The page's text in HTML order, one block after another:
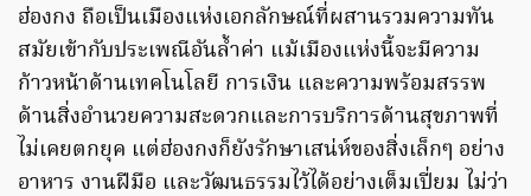
ฮ่องกง ถือเป็นเมืองแห่งเอกลักษณ์ที่ผสานรวมความทัน
สมัยเข้ากับประเพณีอันล้ำค่า แม้เมืองแห่งนี้จะมีความ
ก้าวหน้าด้านเทคโนโลยี การเงิน และความพร้อมสรรพ
ด้านสิ่งอำนวยความสะดวกและการบริการด้านสุขภาพที่
ไม่เคยตกยุค แต่ฮ่องกงก็ยังรักษาเสน่ห์ของสิ่งเล็กๆ อย่าง
อาหาร งานฝีมือ และวัฒนธรรมไว้ได้อย่างเต็มเปี่ยม ไม่ว่า